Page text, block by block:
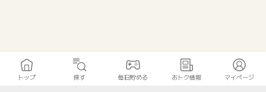
トップ 探す 毎日貯める おトク情報 マイページ